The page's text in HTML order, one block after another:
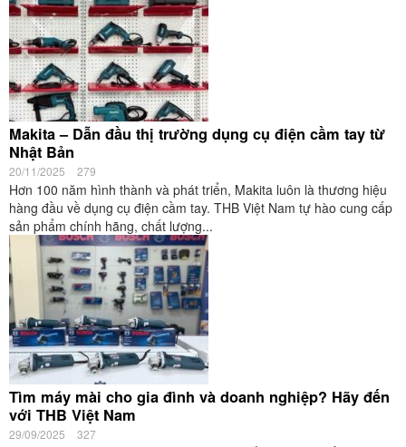
Makita – Dẫn đầu thị trường dụng cụ điện cầm tay từ
Nhật Bản
20/11/2025 279
Hơn 100 năm hình thành và phát triển, Makita luôn là thương hiệu
hàng đầu về dụng cụ điện cầm tay. THB Việt Nam tự hào cung cấp
sản phẩm chính hãng, chất lượng...
Tìm máy mài cho gia đình và doanh nghiệp? Hãy đến
với THB Việt Nam
29/09/2025 327